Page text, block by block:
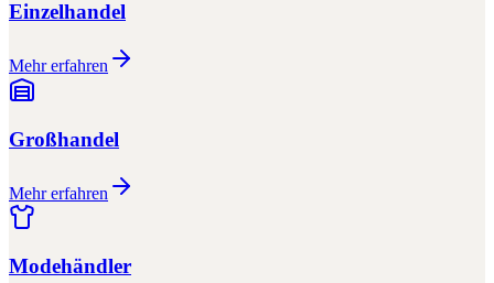
Einzelhandel
Mehr erfahren
Großhandel
Mehr erfahren
Modehändler